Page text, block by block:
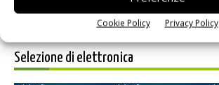
Cookie Policy Privacy Policy
Selezione di elettronica